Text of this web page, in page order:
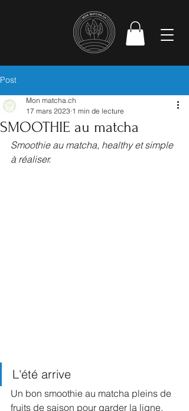
Post
SMOOTHIE au matcha
Mon matcha.ch
17 mars 2023 1 min de lecture
Smoothie au matcha, healthy et simple
à réaliser.
L'été arrive
Un bon smoothie au matcha pleins de
fruits de saison pour garder la ligne.